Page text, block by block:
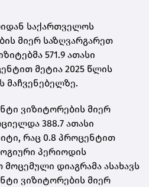
საქართველოს
მიერ საზღვარგარეთ
571.9 ათასი
მეტია 2025 წლის
მაჩვენებელზე.
ვიზიტორების მიერ
388.7 ათასი
რაც 0.8 პროცენტით
პერიოდის
დიაგრამა ასახავს
ვიზიტორების მიერ